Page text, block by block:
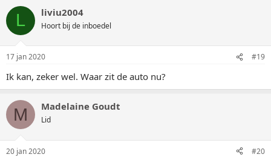
L liviu2004
Hoort bij de inboedel
17 jan 2020 #19
Ik kan, zeker wel. Waar zit de auto nu?
M Madelaine Goudt
Lid
20 jan 2020 #20